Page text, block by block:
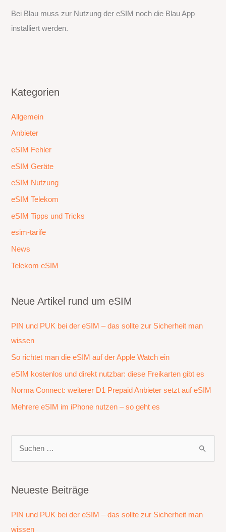
Bei Blau muss zur Nutzung der eSIM noch die Blau App
installiert werden.
Kategorien
Allgemein
Anbieter
eSIM Fehler
eSIM Geräte
eSIM Nutzung
eSIM Telekom
eSIM Tipps und Tricks
esim-tarife
News
Telekom eSIM
Neue Artikel rund um eSIM
PIN und PUK bei der eSIM – das sollte zur Sicherheit man
wissen
So richtet man die eSIM auf der Apple Watch ein
eSIM kostenlos und direkt nutzbar: diese Freikarten gibt es
Norma Connect: weiterer D1 Prepaid Anbieter setzt auf eSIM
Mehrere eSIM im iPhone nutzen – so geht es
h
n
n
Neueste Beiträge
PIN und PUK bei der eSIM – das sollte zur Sicherheit man
wissen